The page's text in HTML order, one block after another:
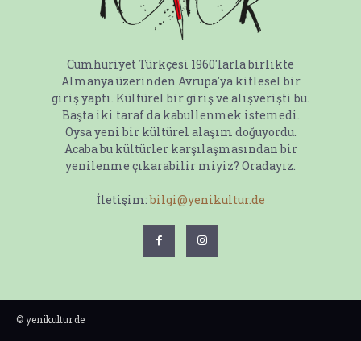
Cumhuriyet Türkçesi 1960'larla birlikte
Almanya üzerinden Avrupa'ya kitlesel bir
giriş yaptı. Kültürel bir giriş ve alışverişti bu.
Başta iki taraf da kabullenmek istemedi.
Oysa yeni bir kültürel alaşım doğuyordu.
Acaba bu kültürler karşılaşmasından bir
yenilenme çıkarabilir miyiz? Oradayız.
İletişim:bilgi@yenikultur.de
© yenikultur.de